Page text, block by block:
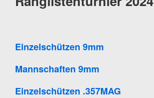
Einzelschützen 9mm
Mannschaften 9mm
Einzelschützen .357MAG